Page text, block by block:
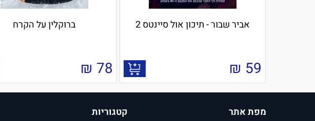
אביר שבור - תיכון אול סיינטס 2
59
₪
ברוקלין על הקרח
78
₪
מפת אתר קטגוריות